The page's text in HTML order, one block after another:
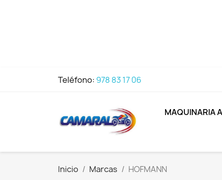
Teléfono: 978 83 17 06
MAQUINARIA
Inicio Marcas HOFMANN